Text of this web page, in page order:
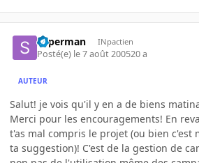
superman INpactien
Posté(e) le 7 août 200520 a
AUTEUR
Salut! je vois qu'il y en a de biens
Merci pour les encouragements! En
t'as mal compris le projet (ou bien c'est
ta suggestion)! C'est de la gestion de